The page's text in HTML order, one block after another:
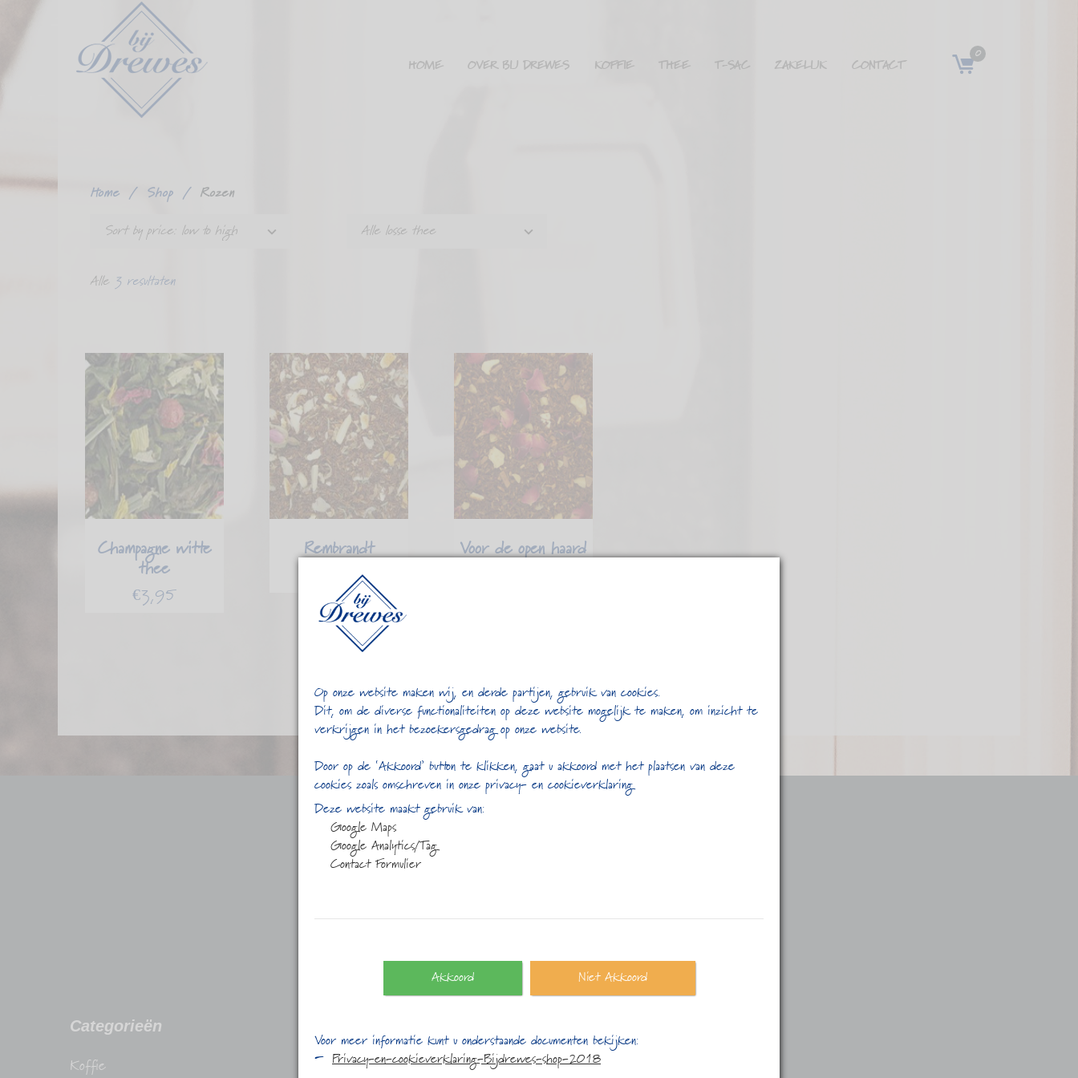
0
HOME OVER BIJ DREWES KOFFIE THEE T-SAC ZAKELIJK CONTACT
Home / Shop / Rozen
Sort by price: low to high
Alle losse thee
Alle 3 resultaten
Champagne witte
thee
€3,95
Rembrandt
5,45
Voor de open haard
Categorieën
Koffie
Stadhuisplein 25
Maandag:
Op onze website maken wij, en derde partijen, gebruik van cookies.
Dit, om de diverse functionaliteiten op deze website mogelijk te maken, om inzicht te
verkrijgen in het bezoekersgedrag op onze website.
Door op de ‘Akkoord’ button te klikken, gaat u akkoord met het plaatsen van deze
cookies zoals omschreven in onze privacy- en cookieverklaring
Deze website maakt gebruik van:
Google Maps
Google Analytics/Tag
Contact Formulier
Akkoord Niet Akkoord
Voor meer informatie kunt u onderstaande documenten bekijken:
Privacy-en-cookieverklaring-Bijdrewes-shop-2018